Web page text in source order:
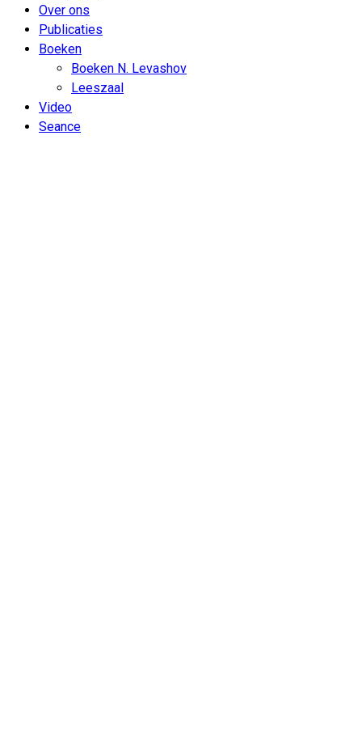
Over ons
Publicaties
Boeken
Boeken N. Levashov
Leeszaal
Video
Seance